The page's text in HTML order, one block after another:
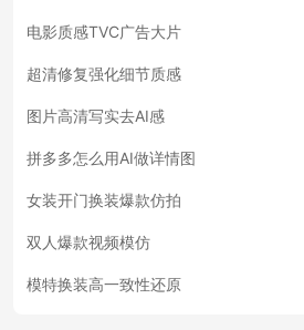
电影质感TVC广告大片
超清修复强化细节质感
图片高清写实去AI感
拼多多怎么用AI做详情图
女装开门换装爆款仿拍
双人爆款视频模仿
模特换装高一致性还原